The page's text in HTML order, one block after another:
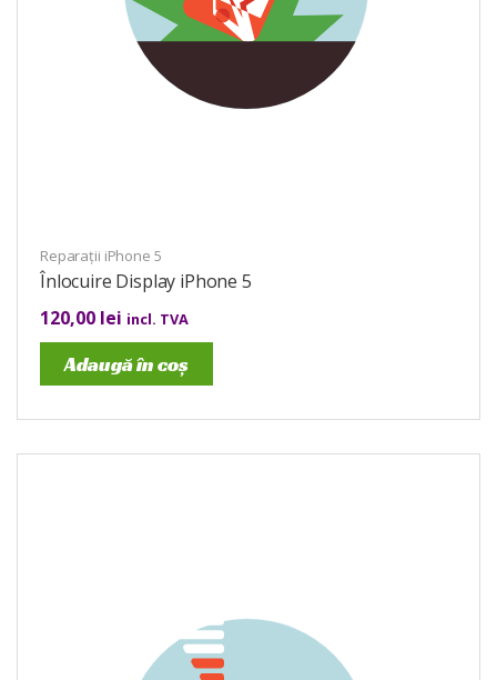
Reparații iPhone 5
Înlocuire Display iPhone 5
120,00 lei incl. TVA
Adaugă în coș